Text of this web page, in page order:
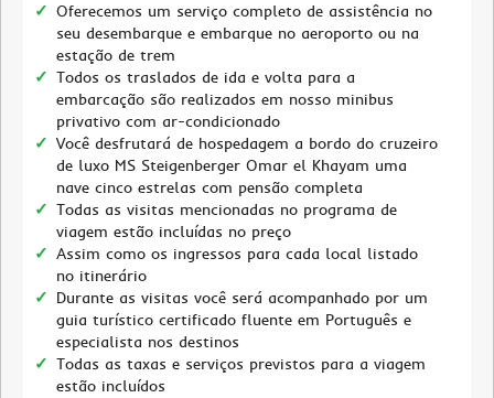
Oferecemos um serviço completo de assistência no
seu desembarque e embarque no aeroporto ou na
estação de trem
Todos os traslados de ida e volta para a
embarcação são realizados em nosso minibus
privativo com ar-condicionado
Você desfrutará de hospedagem a bordo do cruzeiro
de luxo MS Steigenberger Omar el Khayam uma
nave cinco estrelas com pensão completa
Todas as visitas mencionadas no programa de
viagem estão incluídas no preço
Assim como os ingressos para cada local listado
no itinerário
Durante as visitas você será acompanhado por um
guia turístico certificado fluente em Português e
especialista nos destinos
Todas as taxas e serviços previstos para a viagem
estão incluídos